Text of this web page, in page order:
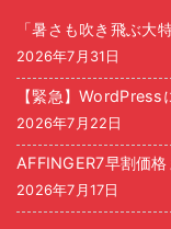
「暑さも吹き飛ぶ大
2026年7月31日
【緊急】WordPress
2026年7月22日
AFFINGER7早割価
2026年7月17日